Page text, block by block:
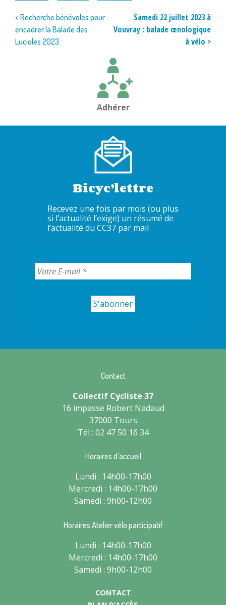
Navigation
de
< Recherche bénévoles pour
encadrer la Balade des
Lucioles 2023
Samedi 22 juillet 2023 à
Vouvray : balade œnologique
à vélo >
Adhérer
Bicyc’lettre
Recevez une fois par mois (ou plus
si l’actualité l’exige) un résumé de
l’actualité du CC37 par mail
Contact
Collectif Cycliste 37
16 impasse Robert Nadaud
37000 Tours
Tél : 02 47 50 16 34
Horaires d’accueil
Lundi : 14h00-17h00
Mercredi : 14h00-17h00
Samedi : 9h00-12h00
Horaires Atelier vélo participatif
Lundi : 14h00-17h00
Mercredi : 14h00-17h00
Samedi : 9h00-12h00
CONTACT